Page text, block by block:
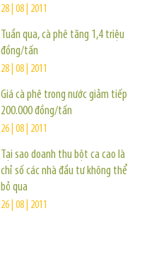
28 | 08 | 2011
Tuần qua, cà phê tăng 1,4 triệu
đồng/tấn
28 | 08 | 2011
Giá cà phê trong nước giảm tiếp
200.000 đồng/tấn
26 | 08 | 2011
Tại sao doanh thu bột ca cao là
chỉ số các nhà đầu tư không thể
bỏ qua
26 | 08 | 2011